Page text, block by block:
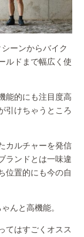
ーンからバイク
ルドまで幅広く使
能的にも注目度高
引けちゃうところ
カルチャーを発信
ランドとは一味違
位置的にも今の自
んと高機能。
てはすごくオスス